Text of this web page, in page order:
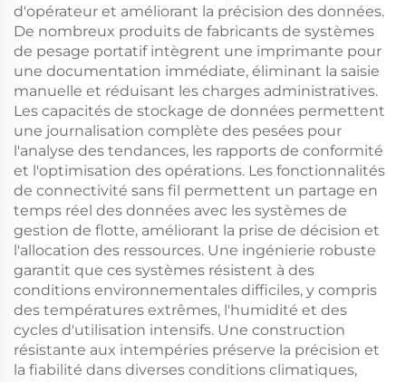
d'opérateur et améliorant la précision des données.
De nombreux produits de fabricants de systèmes
de pesage portatif intègrent une imprimante pour
une documentation immédiate, éliminant la saisie
manuelle et réduisant les charges administratives.
Les capacités de stockage de données permettent
une journalisation complète des pesées pour
l'analyse des tendances, les rapports de conformité
et l'optimisation des opérations. Les fonctionnalités
de connectivité sans fil permettent un partage en
temps réel des données avec les systèmes de
gestion de flotte, améliorant la prise de décision et
l'allocation des ressources. Une ingénierie robuste
garantit que ces systèmes résistent à des
conditions environnementales difficiles, y compris
des températures extrêmes, l'humidité et des
cycles d'utilisation intensifs. Une construction
résistante aux intempéries préserve la précision et
la fiabilité dans diverses conditions climatiques,